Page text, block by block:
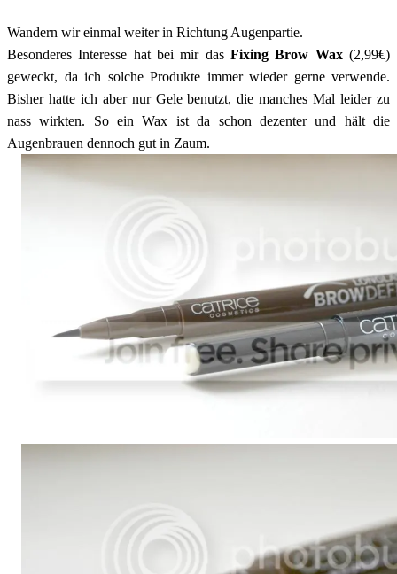
Wandern wir einmal weiter in Richtung Augenpartie.
Besonderes Interesse hat bei mir das Fixing Brow Wax(2,99€)
geweckt, da ich solche Produkte immer wieder gerne verwende.
Bisher hatte ich aber nur Gele benutzt, die manches Mal leider zu
nass wirkten. So ein Wax ist da schon dezenter und hält die
Augenbrauen dennoch gut in Zaum.